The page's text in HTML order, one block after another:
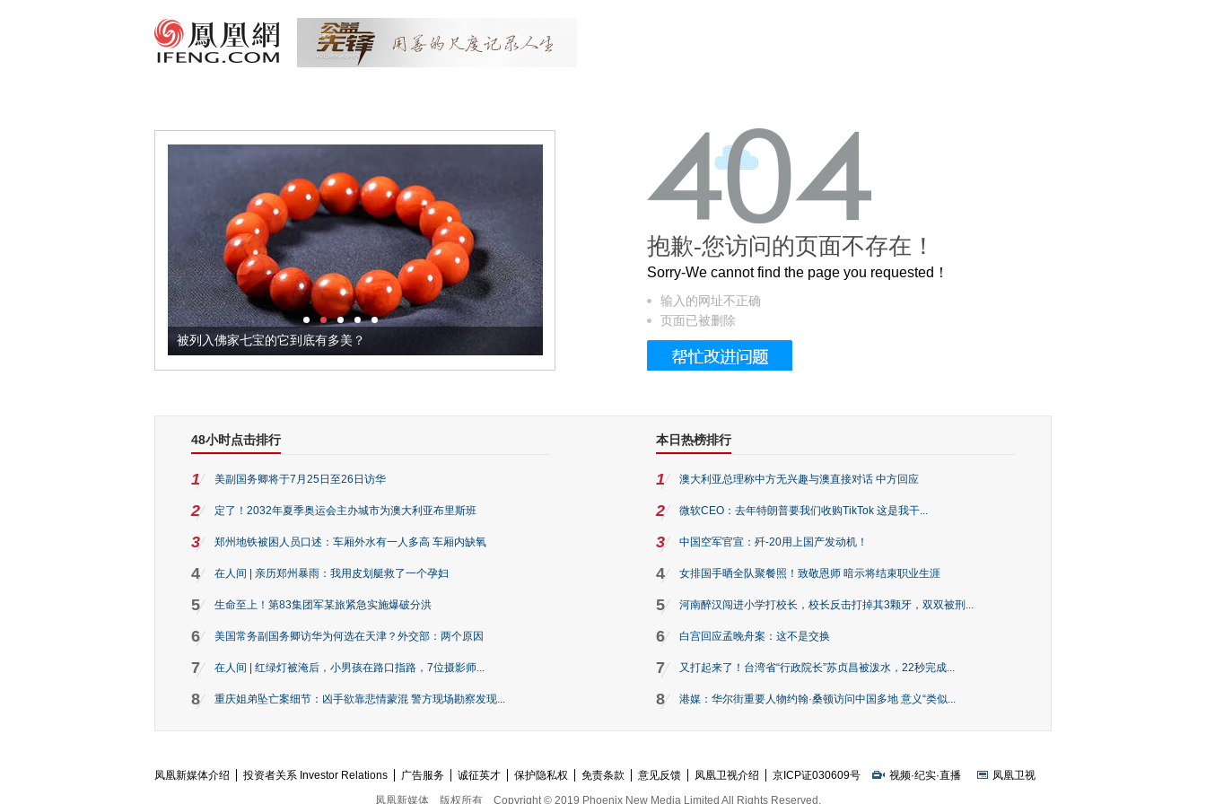
被列入佛家七宝的它到底有多美？ 这个3.2米的长卷，还原了600岁的紫禁城
抱歉-您访问的页面不存在！
Sorry-We cannot find the page you requested！
输入的网址不正确
页面已被删除
48小时点击排行
1 美副国务卿将于7月25日至26日访华
2 定了！2032年夏季奥运会主办城市为澳大利亚布里斯班
3 郑州地铁被困人员口述：车厢外水有一人多高 车厢内缺氧
4 在人间 | 亲历郑州暴雨：我用皮划艇救了一个孕妇
5 生命至上！第83集团军某旅紧急实施爆破分洪
6 美国常务副国务卿访华为何选在天津？外交部：两个原因
7 在人间 | 红绿灯被淹后，小男孩在路口指路，7位摄影师...
8 重庆姐弟坠亡案细节：凶手欲靠悲情蒙混 警方现场勘察发现...
本日热榜排行
1 澳大利亚总理称中方无兴趣与澳直接对话 中方回应
2 微软CEO：去年特朗普要我们收购TikTok 这是我干...
3 中国空军官宣：歼-20用上国产发动机！
4 女排国手晒全队聚餐照！致敬恩师 暗示将结束职业生涯
5 河南醉汉闯进小学打校长，校长反击打掉其3颗牙，双双被刑...
6 白宫回应孟晚舟案：这不是交换
7 又打起来了！台湾省“行政院长”苏贞昌被泼水，22秒完成...
8 港媒：华尔街重要人物约翰·桑顿访问中国多地 意义“类似...
凤凰新媒体介绍 投资者关系 Investor Relations 广告服务 诚征英才 保护隐私权 免责条款 意见反馈 凤凰卫视介绍 京ICP证030609号 视频·纪实·直播
凤凰卫视
凤凰新媒体
版权所有 Copyright © 2019 Phoenix New Media Limited All Rights Reserved.